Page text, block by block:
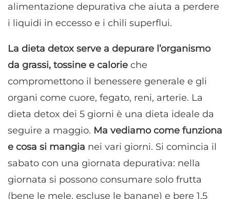
alimentazione depurativa che aiuta a perdere
i liquidi in eccesso e i chili superflui.
La dieta detox serve a depurare l’organismo
da grassi, tossine e calorie che
compromettono il benessere generale e gli
organi come cuore, fegato, reni, arterie. La
dieta detox dei 5 giorni è una dieta ideale da
seguire a maggio. Ma vediamo come funziona
e cosa si mangia nei vari giorni. Si comincia il
sabato con una giornata depurativa: nella
giornata si possono consumare solo frutta
(bene le mele, escluse le banane) e bere 1,5